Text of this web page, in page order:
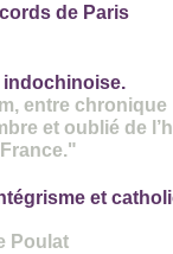
de Paris
entre
et oublié de
et
Poulat